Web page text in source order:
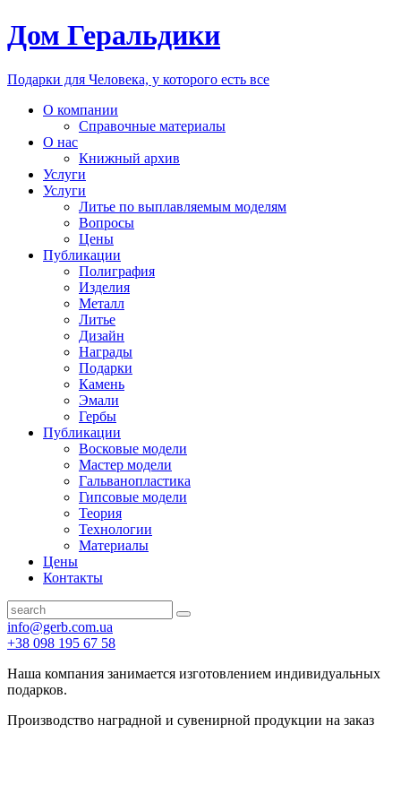
Дом Геральдики
Подарки для Человека, у которого есть все
О компании
Справочные материалы
О нас
Книжный архив
Услуги
Услуги
Литье по выплавляемым моделям
Вопросы
Цены
Публикации
Полиграфия
Изделия
Металл
Литье
Дизайн
Награды
Подарки
Камень
Эмали
Гербы
Публикации
Восковые модели
Мастер модели
Гальванопластика
Гипсовые модели
Теория
Технологии
Материалы
Цены
Контакты
info@gerb.com.ua
+38 098 195 67 58
Наша компания занимается изготовлением индивидуальных
подарков.
Производство наградной и сувенирной продукции на заказ